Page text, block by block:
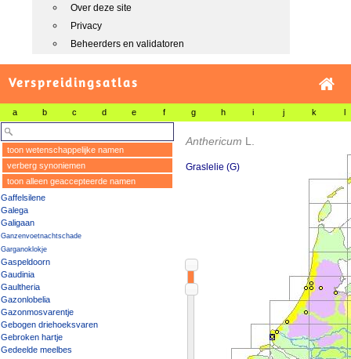
Over deze site
Privacy
Beheerders en validatoren
Verspreidingsatlas
a b c d e f g h i j k l
toon wetenschappelijke namen
verberg synoniemen
toon alleen geaccepteerde namen
Gaffelsilene
Galega
Galigaan
Ganzenvoetnachtschade
Garganoklokje
Gaspeldoorn
Gaudinia
Gaultheria
Gazonlobelia
Gazonmosvarentje
Gebogen driehoeksvaren
Gebroken hartje
Gedeelde meelbes
Anthericum L.
Graslelie (G)